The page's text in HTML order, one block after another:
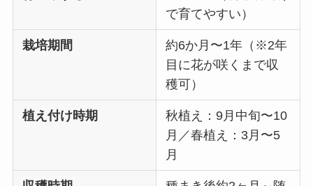
で育てやすい）
栽培期間
約6か月〜1年（※2年
目に花が咲くまで収
穫可）
植え付け時期
秋植え：9月中旬〜10
月／春植え：3月〜5
月